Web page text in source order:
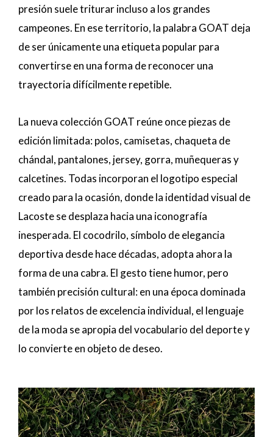
presión suele triturar incluso a los grandes
campeones. En ese territorio, la palabra GOAT deja
de ser únicamente una etiqueta popular para
convertirse en una forma de reconocer una
trayectoria difícilmente repetible.
La nueva colección GOAT reúne once piezas de
edición limitada: polos, camisetas, chaqueta de
chándal, pantalones, jersey, gorra, muñequeras y
calcetines. Todas incorporan el logotipo especial
creado para la ocasión, donde la identidad visual de
Lacoste se desplaza hacia una iconografía
inesperada. El cocodrilo, símbolo de elegancia
deportiva desde hace décadas, adopta ahora la
forma de una cabra. El gesto tiene humor, pero
también precisión cultural: en una época dominada
por los relatos de excelencia individual, el lenguaje
de la moda se apropia del vocabulario del deporte y
lo convierte en objeto de deseo.